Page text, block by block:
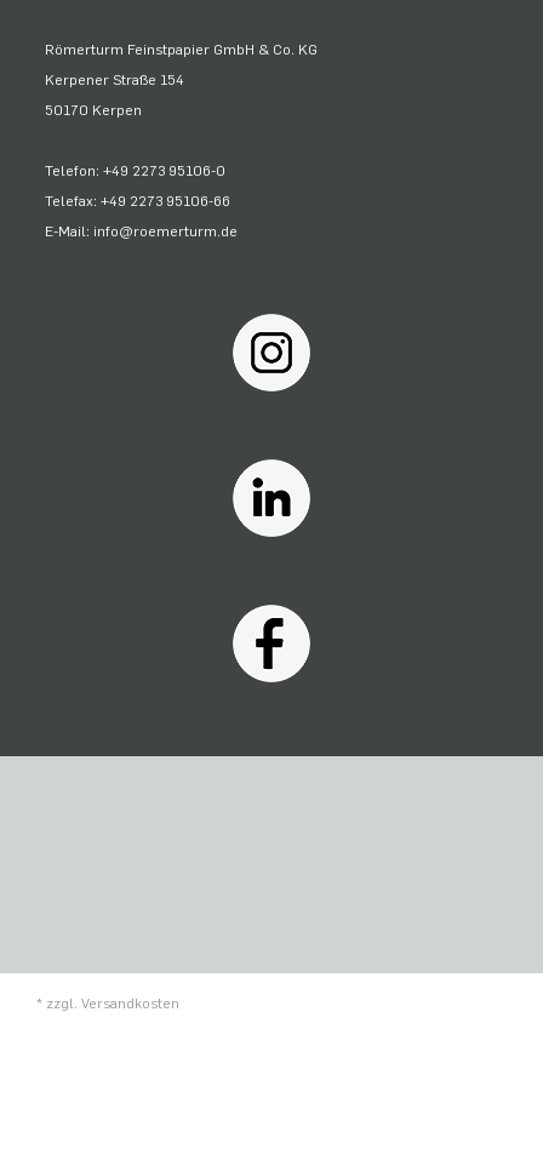
Römerturm Feinstpapier GmbH & Co. KG
Kerpener Straße 154
50170 Kerpen
Telefon: +49 2273 95106-0
Telefax: +49 2273 95106-66
E-Mail: info@roemerturm.de
* zzgl. Versandkosten